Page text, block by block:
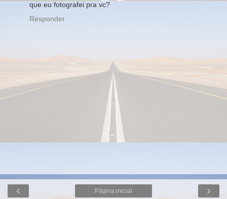
que eu fotografei pra vc?
Responder
‹ ›
Página inicial